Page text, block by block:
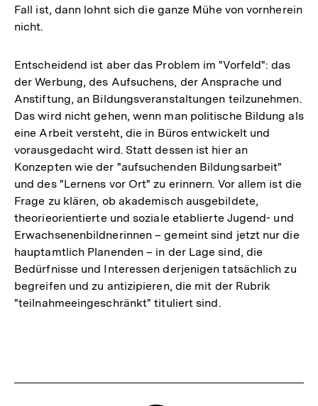
Fall ist, dann lohnt sich die ganze Mühe von vornherein
nicht.
Entscheidend ist aber das Problem im "Vorfeld": das
der Werbung, des Aufsuchens, der Ansprache und
Anstiftung, an Bildungsveranstaltungen teilzunehmen.
Das wird nicht gehen, wenn man politische Bildung als
eine Arbeit versteht, die in Büros entwickelt und
vorausgedacht wird. Statt dessen ist hier an
Konzepten wie der "aufsuchenden Bildungsarbeit"
und des "Lernens vor Ort" zu erinnern. Vor allem ist die
Frage zu klären, ob akademisch ausgebildete,
theorieorientierte und soziale etablierte Jugend- und
Erwachsenenbildnerinnen – gemeint sind jetzt nur die
hauptamtlich Planenden – in der Lage sind, die
Bedürfnisse und Interessen derjenigen tatsächlich zu
begreifen und zu antizipieren, die mit der Rubrik
"teilnahmeeingeschränkt" tituliert sind.